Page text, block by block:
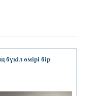
өмірі бір